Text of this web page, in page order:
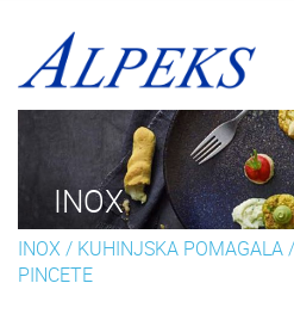
INOX
INOX / KUHINJSKA POMAGALA/
PINCETE